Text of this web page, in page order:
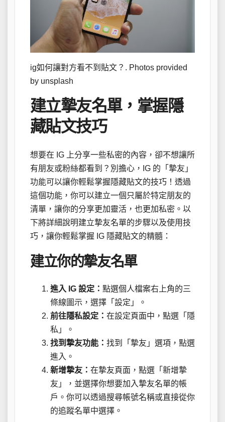
ig如何讓對方看不到貼文？. Photos provided
by unsplash
建立摯友名單，掌握隱
藏貼文技巧
想要在 IG 上分享一些私密的內容，卻不想讓所
有朋友或粉絲都看到？別擔心，IG 的「摯友」
功能可以讓你輕鬆掌握隱藏貼文的技巧！透過
這個功能，你可以建立一個只屬於特定朋友的
清單，讓你的分享更加靈活，也更加私密。以
下將詳細說明建立摯友名單的步驟以及使用技
巧，讓你輕鬆掌握 IG 隱藏貼文的精髓：
建立你的摯友名單
進入 IG 設定： 點選個人檔案右上角的三
條線圖示，選擇「設定」。
前往隱私設定： 在設定頁面中，點選「隱
私」。
找到摯友功能： 找到「摯友」選項，點選
進入。
新增摯友： 在摯友頁面，點選「新增摯
友」，並選擇你想要加入摯友名單的帳
戶。你可以透過搜尋帳號名稱或直接從你
的追蹤名單中選擇。